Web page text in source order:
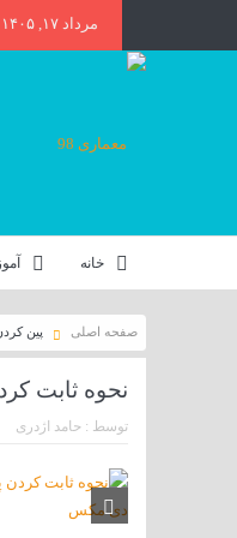
مرداد ۱۷, ۱۴۰۵
خانه
صفحه اصلی پین
نحوه ثابت
توسط :حامد اژدری